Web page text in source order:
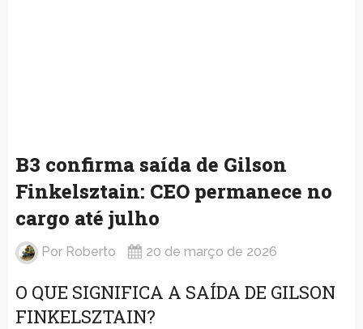
B3 confirma saída de Gilson
Finkelsztain: CEO permanece no
cargo até julho
Por Roberto 20 de março de 2026
O QUE SIGNIFICA A SAÍDA DE GILSON
FINKELSZTAIN?